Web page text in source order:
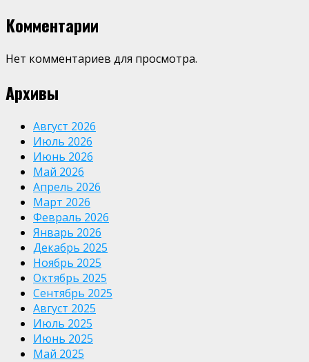
Комментарии
Нет комментариев для просмотра.
Архивы
Август 2026
Июль 2026
Июнь 2026
Май 2026
Апрель 2026
Март 2026
Февраль 2026
Январь 2026
Декабрь 2025
Ноябрь 2025
Октябрь 2025
Сентябрь 2025
Август 2025
Июль 2025
Июнь 2025
Май 2025